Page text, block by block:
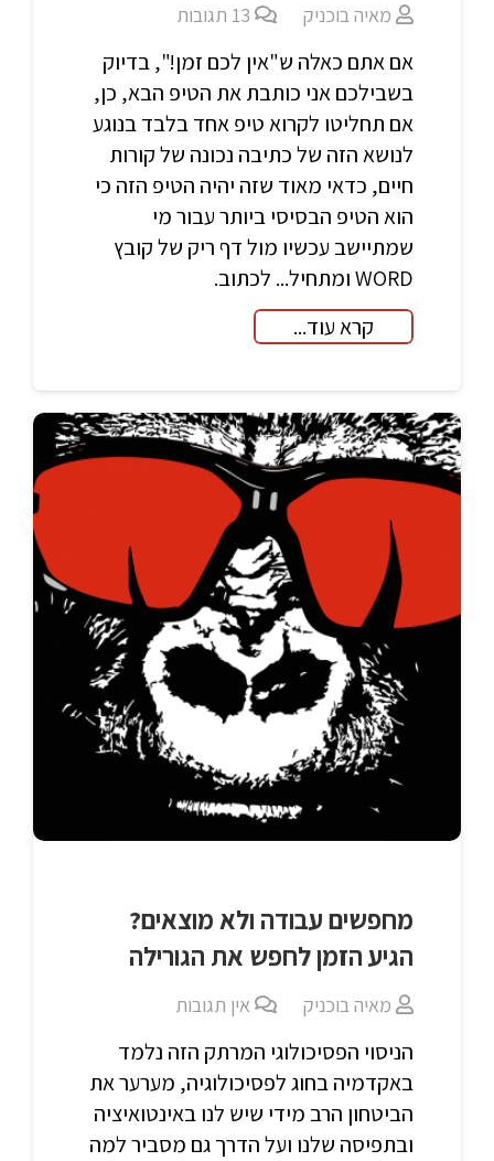
מאיה בוכניק 13 תגובות
אם אתם כאלה ש"אין לכם זמן!", בדיוק
בשבילכם אני כותבת את הטיפ הבא, כן,
אם תחליטו לקרוא טיפ אחד בלבד בנוגע
לנושא הזה של כתיבה נכונה של קורות
חיים, כדאי מאוד שזה יהיה הטיפ הזה כי
הוא הטיפ הבסיסי ביותר עבור מי
שמתיישב עכשיו מול דף ריק של קובץ
WORD ומתחיל... לכתוב.
קרא עוד...
מחפשים עבודה ולא מוצאים?
הגיע הזמן לחפש את הגורילה
מאיה בוכניק אין תגובות
הניסוי הפסיכולוגי המרתק הזה נלמד
באקדמיה בחוג לפסיכולוגיה, מערער את
הביטחון הרב מידי שיש לנו באינטואיציה
ובתפיסה שלנו ועל הדרך גם מסביר למה